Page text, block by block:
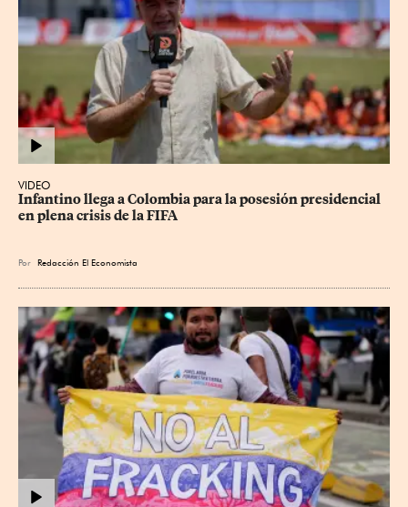
VIDEO
Infantino llega a Colombia para la posesión presidencial
en plena crisis de la FIFA
Por Redacción El Economista